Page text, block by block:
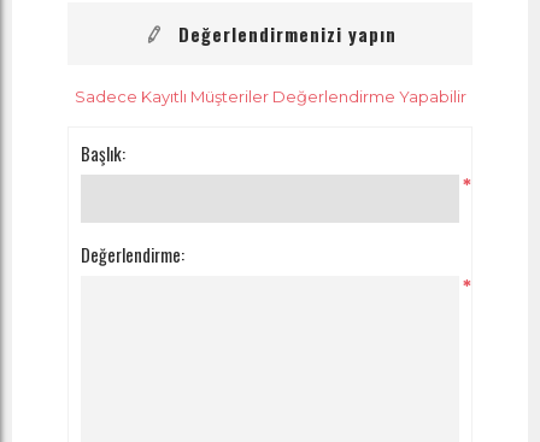
Değerlendirmenizi yapın
Sadece Kayıtlı Müşteriler Değerlendirme Yapabilir
Başlık:
*
Değerlendirme:
*